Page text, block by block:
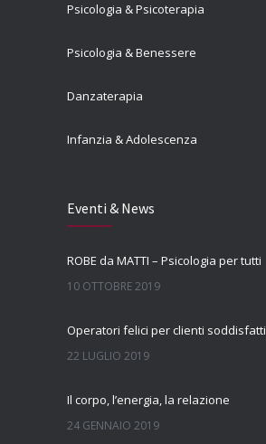
Psicologia & Psicoterapia
Psicologia & Benessere
Danzaterapia
Infanzia & Adolescenza
Eventi & News
ROBE da MATTI – Psicologia per tutti
10 OTTOBRE 2019
Operatori felici per clienti soddisfatti
22 LUGLIO 2019
Il corpo, l’energia, la relazione
24 GENNAIO 2019